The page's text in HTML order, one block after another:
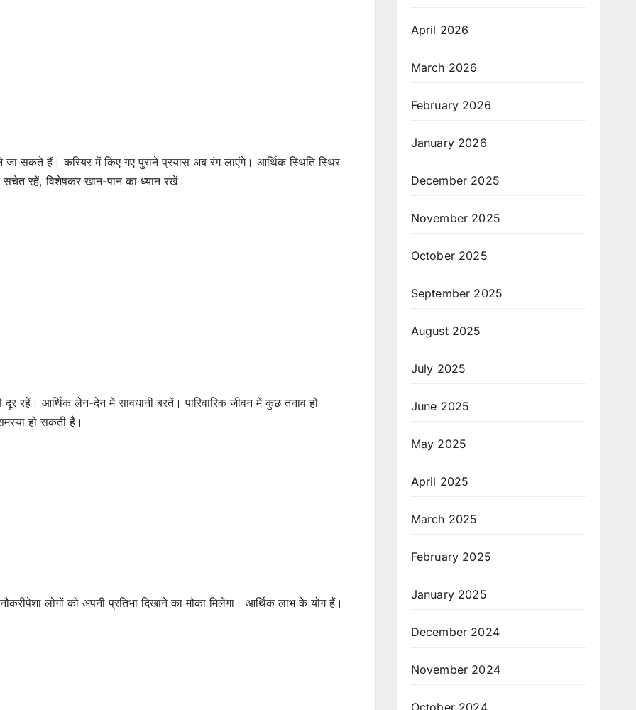
सकते हैं। करियर में किए गए पुराने प्रयास अब रंग लाएंगे। आर्थिक स्थिति स्थिर
रहें, विशेषकर खान-पान का ध्यान रखें।
आर्थिक लेन-देन में सावधानी बरतें। पारिवारिक जीवन में कुछ तनाव हो
हो सकती है।
लोगों को अपनी प्रतिभा दिखाने का मौका मिलेगा। आर्थिक लाभ के योग हैं।
April 2026
March 2026
February 2026
January 2026
December 2025
November 2025
October 2025
September 2025
August 2025
July 2025
June 2025
May 2025
April 2025
March 2025
February 2025
January 2025
December 2024
November 2024
October 2024